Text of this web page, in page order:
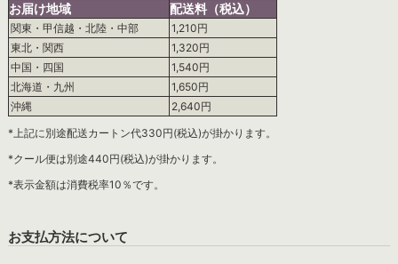
お届け地域
配送料（税込）
関東・甲信越・北陸・中部
1,210円
東北・関西
1,320円
中国・四国
1,540円
北海道・九州
1,650円
沖縄
2,640円
*上記に別途配送カートン代330円(税込)が掛かります。
*クール便は別途440円(税込)が掛かります。
*表示金額は消費税率10％です。
お支払方法について